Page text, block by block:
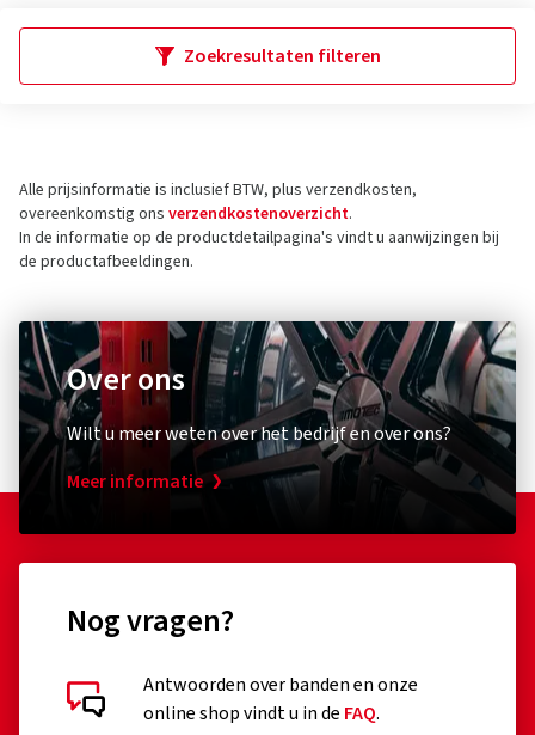
Zoekresultaten filteren
Alle prijsinformatie is inclusief BTW, plus verzendkosten,
overeenkomstig ons verzendkostenoverzicht.
In de informatie op de productdetailpagina's vindt u aanwijzingen bij
de productafbeeldingen.
Over ons
Wilt u meer weten over het bedrijf en over ons?
Meer informatie
Nog vragen?
Antwoorden over banden en onze
online shop vindt u in de FAQ.